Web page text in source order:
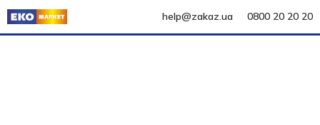
help@zakaz.ua 0800 20 20 20